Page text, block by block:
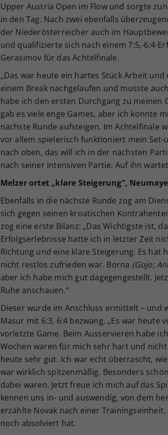
Upper Austria Open im Flow und sorgte
in den Tag. Nach zwei ebenfalls
der Niederösterreicher auch im
und qualifizierte sich nach einem 7:5,-6:4-
Gerasimov für das Achtelfinale.
„Das war heute ein hartes Stück Arbeit
einem Break nachgelaufen und musste
habe ich den ersten Durchgang zu meinen
gab es viele enge Games, aber ich konnte
nächste Runde aufsteigen. Im Achtelfinale
vor allem spielerisch funktioniert mein
nach oben, das will ich in der nächsten
nach seiner intensiven Partie. Auf ihn
Melzer ortet „klare Steigerung“,
Ebenfalls in die nächste Runde zog am
sich gegen seinen kroatischen
zog eine erste Bilanz: „Das Wichtigste ist,
Erfolgserlebnisse hatte ich in letzter Zeit
Richtung und eine klare Steigerung. Es hat
nicht restlos zufrieden war. Borna (Gojo;
aber ich habe mich gut dagegengestellt.
Ruhe anschauen.“
Dieser wurde im Anschluss ermittelt – und
Masur mit 6:3, 6:4 bezwang. „Es war heute
vorletzte Game. Beim Ausservieren habe
Wochen waren für mich sehr hart und
heute sehr gut. Ich war echt überrascht,
war wirklich spitzenmäßig. Besonders
dabei waren. Jetzt freue ich mich auf das
kennen uns in- und auswendig, von dem
erzählte Novak nach einer
noch absolviert hat.